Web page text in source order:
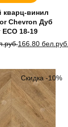
кварц-винил
Chevron Дуб
ЕСО 18-19
166.80
Скидка -10%